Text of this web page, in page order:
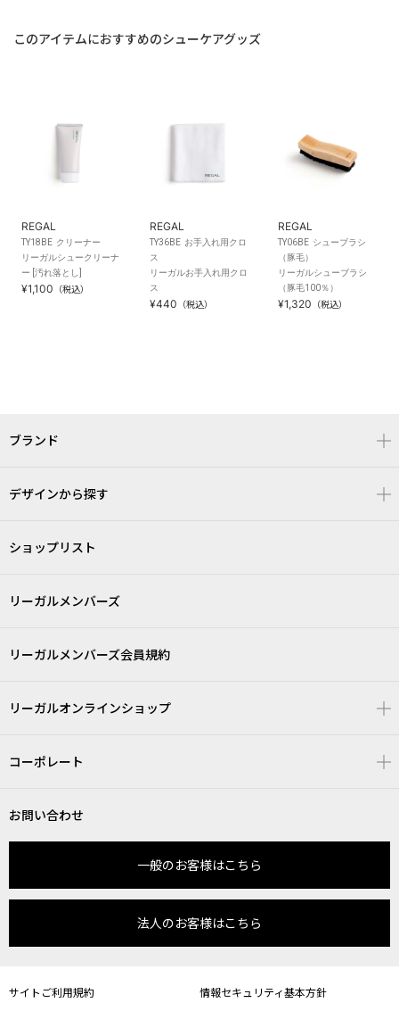
このアイテムにおすすめのシューケアグッズ
REGAL
TY18BE クリーナー
リーガルシュークリーナ
ー [汚れ落とし]
¥1,100 （税込）
REGAL
TY36BE お手入れ用クロ
ス
リーガルお手入れ用クロ
ス
¥440 （税込）
REGAL
TY06BE シューブラシ
（豚毛）
リーガルシューブラシ
（豚毛100％）
¥1,320 （税込）
ブランド
デザインから探す
ショップリスト
リーガルメンバーズ
リーガルメンバーズ会員規約
リーガルオンラインショップ
コーポレート
お問い合わせ
一般のお客様はこちら
法人のお客様はこちら
サイトご利用規約
情報セキュリティ基本方針